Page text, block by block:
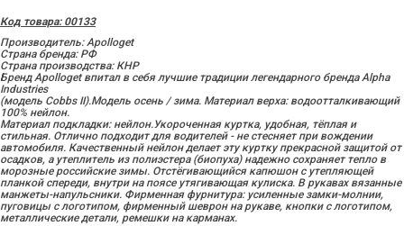
Код товара: 00133
Производитель: Apolloget
Страна бренда: РФ
Страна производства: КНР
Бренд Apolloget впитал в себя лучшие традиции легендарного бренда Alpha
Industries
(модель Cobbs II).Модель осень / зима. Материал верха: водоотталкивающий
100% нейлон.
Материал подкладки: нейлон.Укороченная куртка, удобная, тёплая и
стильная. Отлично подходит для водителей - не стесняет при вождении
автомобиля. Качественный нейлон делает эту куртку прекрасной защитой от
осадков, а утеплитель из полиэстера (биопуха) надежно сохраняет тепло в
морозные российские зимы. Отстёгивающийся капюшон с утепляющей
планкой спереди, внутри на поясе утягивающая кулиска. В рукавах вязанные
манжеты-напульсники. Фирменная фурнитура: усиленные замки-молнии,
пуговицы с логотипом, фирменный шеврон на рукаве, кнопки с логотипом,
металлические детали, ремешки на карманах.